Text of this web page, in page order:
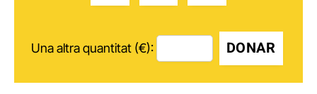
Una altra quantitat (€): DONAR